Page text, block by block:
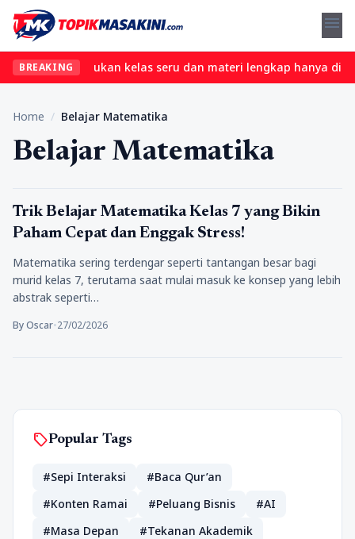
menu
BREAKING
ribet? Temukan kelas seru dan materi lengkap hanya di
Home / Belajar Matematika
Belajar Matematika
Tips Trik
Trik Belajar Matematika Kelas 7 yang Bikin
Paham Cepat dan Enggak Stress!
Matematika sering terdengar seperti tantangan besar bagi
murid kelas 7, terutama saat mulai masuk ke konsep yang lebih
abstrak seperti…
By Oscar•27/02/2026
sellPopular Tags
#Sepi Interaksi
#Baca Qur’an
#Konten Ramai
#Peluang Bisnis
#AI
#Masa Depan
#Tekanan Akademik